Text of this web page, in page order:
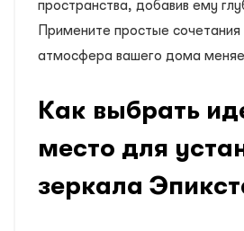
пространства, добавив ему
Примените простые
атмосфера вашего дома
Как выбрать
место для
зеркала